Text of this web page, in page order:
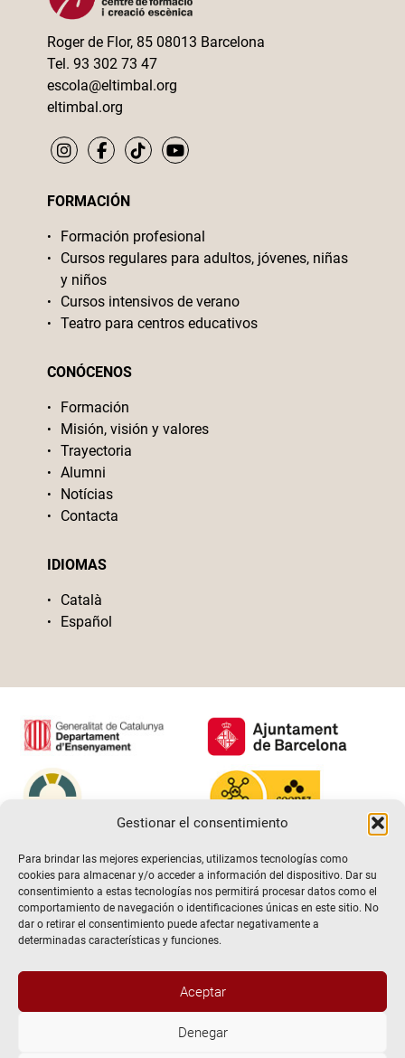
Gestionar el consentimiento
Para brindar las mejores experiencias, utilizamos tecnologías como
cookies para almacenar y/o acceder a información del dispositivo. Dar su
consentimiento a estas tecnologías nos permitirá procesar datos como el
comportamiento de navegación o identificaciones únicas en este sitio. No
dar o retirar el consentimiento puede afectar negativamente a
determinadas características y funciones.
Aceptar
Denegar
Roger de Flor, 85 08013 Barcelona
Tel. 93 302 73 47
escola@eltimbal.org
eltimbal.org
FORMACIÓN
Formación profesional
Cursos regulares para adultos, jóvenes, niñas
y niños
Cursos intensivos de verano
Teatro para centros educativos
CONÓCENOS
Formación
Misión, visión y valores
Trayectoria
Alumni
Notícias
Contacta
IDIOMAS
Català
Español